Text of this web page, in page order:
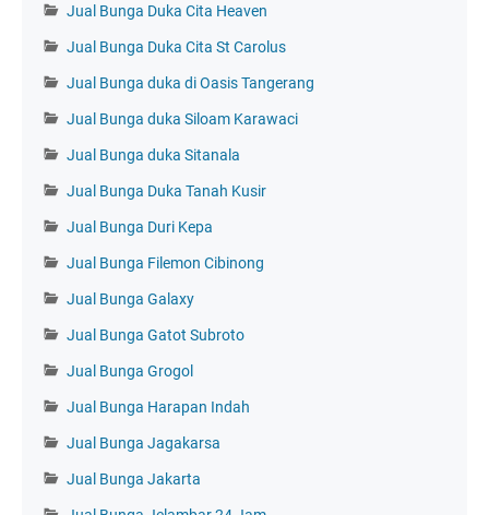
Jual Bunga Duka Cita Heaven
Jual Bunga Duka Cita St Carolus
Jual Bunga duka di Oasis Tangerang
Jual Bunga duka Siloam Karawaci
Jual Bunga duka Sitanala
Jual Bunga Duka Tanah Kusir
Jual Bunga Duri Kepa
Jual Bunga Filemon Cibinong
Jual Bunga Galaxy
Jual Bunga Gatot Subroto
Jual Bunga Grogol
Jual Bunga Harapan Indah
Jual Bunga Jagakarsa
Jual Bunga Jakarta